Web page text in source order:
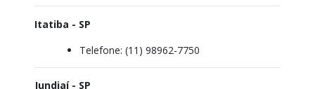
Itatiba - SP
Telefone: (11) 98962-7750
Jundiaí - SP